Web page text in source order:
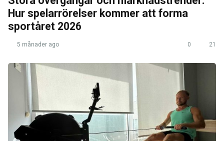
Hur spelarrörelser kommer att forma
sportåret 2026
5 månader ago 0 21